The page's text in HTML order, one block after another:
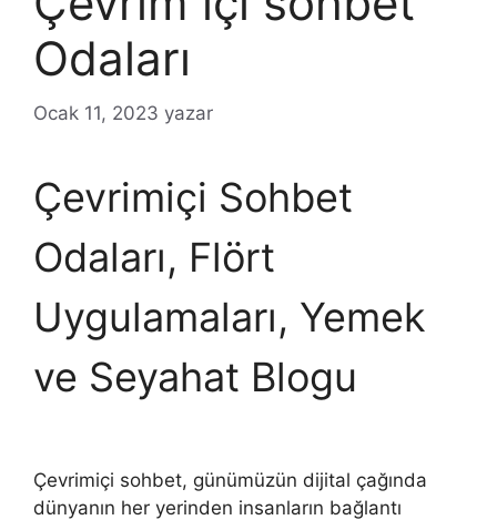
Odaları
Ocak 11, 2023 yazar
Çevrimiçi Sohbet
Odaları, Flört
Uygulamaları, Yemek
ve Seyahat Blogu
Çevrimiçi sohbet, günümüzün dijital çağında
dünyanın her yerinden insanların bağlantı